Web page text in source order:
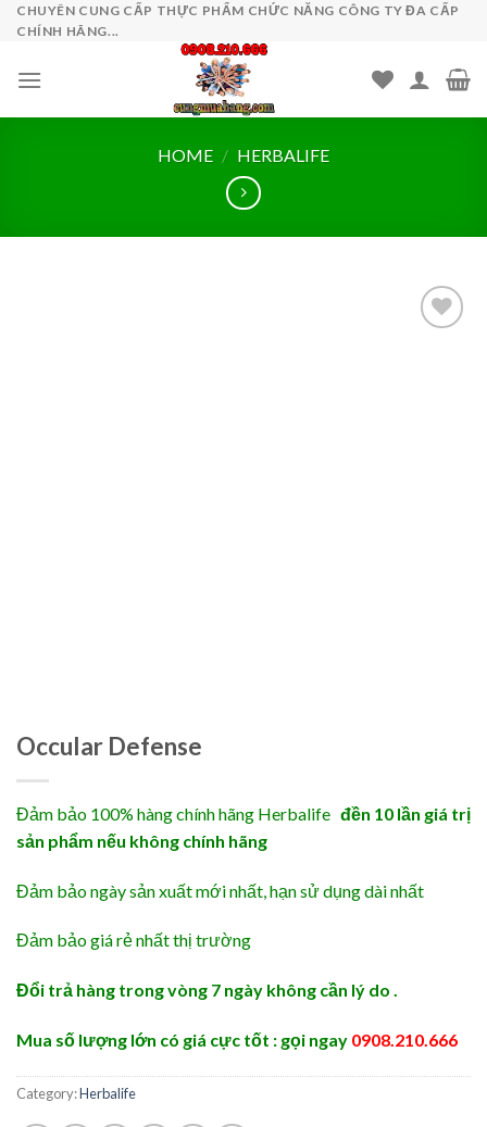
SkipCHUYÊN CUNG CẤP THỰC PHẨM CHỨC NĂNG CÔNG TY ĐA CẤP
CHÍNH HÃNG...
HOME / HERBALIFE
Occular Defense
Đảm bảo 100% hàng chính hãng Herbalife đền 10 lần giá trị
sản phẩm nếu không chính hãng
Đảm bảo ngày sản xuất mới nhất, hạn sử dụng dài nhất
Đảm bảo giá rẻ nhất thị trường
Đổi trả hàng trong vòng 7 ngày không cần lý do .
Mua số lượng lớn có giá cực tốt : gọi ngay 0908.210.666
Category:Herbalife